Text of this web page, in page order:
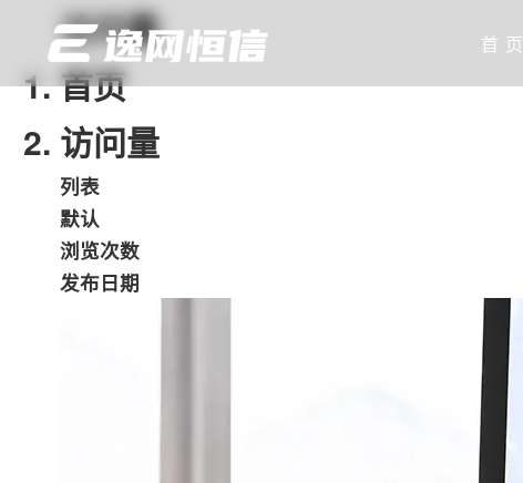
首 页
访问量
首页
访问量
列表
默认
浏览次数
发布日期